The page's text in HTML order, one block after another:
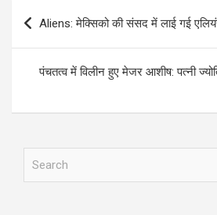
Post
navigation
Aliens: मेक्सिको की संसद में लाई गई
पंचतत्व में विलीन हुए मेजर आशीष: पत्नी